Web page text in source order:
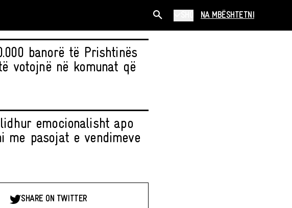
NA MBËSHTETNI
banorë të Prishtinës
votojnë në komunat që
emocionalisht apo
pasojat e vendimeve
SHARE ON TWITTER